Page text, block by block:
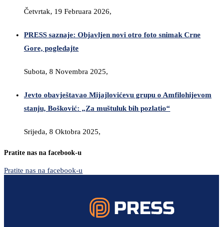
Četvrtak, 19 Februara 2026,
PRESS saznaje: Objavljen novi otro foto snimak Crne
Gore, pogledajte
Subota, 8 Novembra 2025,
Jevto obavještavao Mijajlovićevu grupu o Amfilohijevom
stanju, Bošković: „Za muštuluk bih pozlatio“
Srijeda, 8 Oktobra 2025,
Pratite nas na facebook-u
Pratite nas na facebook-u